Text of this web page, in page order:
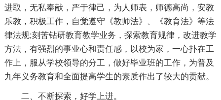
进取，无私奉献，严于律己，为人师表，师德高尚，安教
乐教，积极工作，自觉遵守《教师法》、《教育法》等法
律法规;刻苦钻研教育教学业务，探索教育规律，改进教学
方法，有强烈的事业心和责任感，以校为家，一心扑在工
作上，服从学校领导的分工，做好毕业班的工作，为普及
九年义务教育和全面提高学生的素质作出了较大的贡献。
二、不断探索，好学上进。